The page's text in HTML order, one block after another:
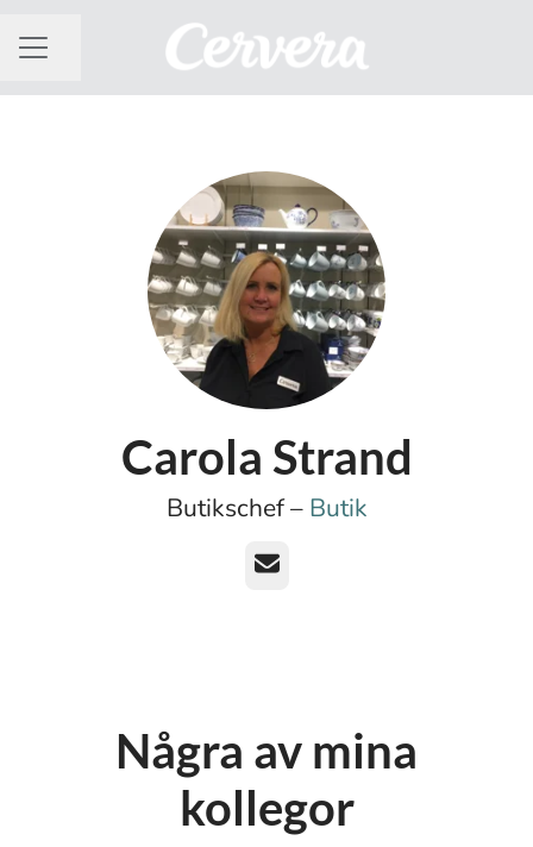
KARRIÄRMENY
Dela sidan
Carola Strand
Butikschef – Butik
E-post
Några av mina
kollegor